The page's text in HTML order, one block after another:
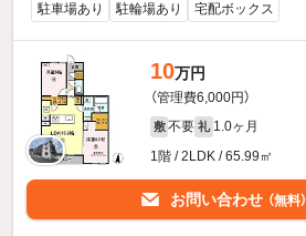
駐車場あり 駐輪場あり 宅配ボックス
10万円
（管理費6,000円）
敷 不要 礼 1.0ヶ月
1階 / 2LDK / 65.99㎡
お問い合わせ （無料）